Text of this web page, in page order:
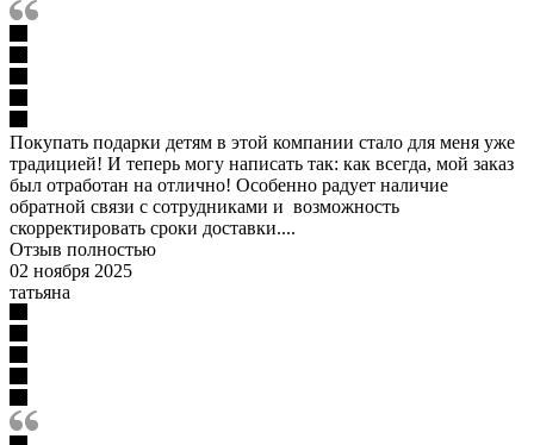
Покупать подарки детям в этой компании стало для меня уже
традицией! И теперь могу написать так: как всегда, мой заказ
был отработан на отлично! Особенно радует наличие
обратной связи с сотрудниками и возможность
скорректировать сроки доставки....
Отзыв полностью
02 ноября 2025
татьяна